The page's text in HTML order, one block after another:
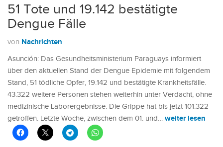
51 Tote und 19.142 bestätigte
Dengue Fälle
von Nachrichten
Asunción: Das Gesundheitsministerium Paraguays informiert
über den aktuellen Stand der Dengue Epidemie mit folgendem
Stand, 51 tödliche Opfer, 19.142 und bestätigte Krankheitsfälle.
43.322 weitere Personen stehen weiterhin unter Verdacht, ohne
medizinische Laborergebnisse. Die Grippe hat bis jetzt 101.322
getroffen. Letzte Woche, zwischen dem 01. und… weiter lesen